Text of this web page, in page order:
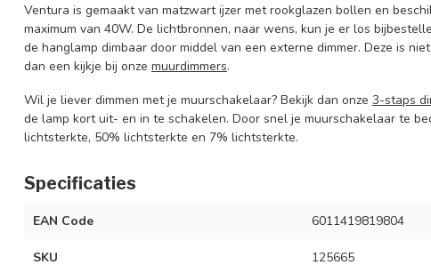
Ventura is gemaakt van matzwart ijzer met rookglazen bollen en
maximum van 40W. De lichtbronnen, naar wens, kun je er los
de hanglamp dimbaar door middel van een externe dimmer. Deze is
dan een kijkje bij onze muurdimmers.
Wil je liever dimmen met je muurschakelaar? Bekijk dan onze 3-staps
de lamp kort uit- en in te schakelen. Door snel je muurschakelaar te
lichtsterkte, 50% lichtsterkte en 7% lichtsterkte.
Specificaties
EAN Code 6011419819804
SKU 125665